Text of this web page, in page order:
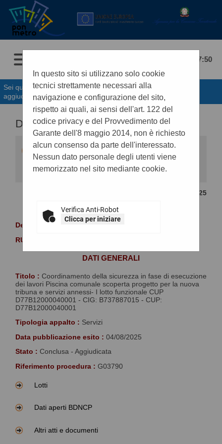
10/08/2026 07:50
Sei qui: Home» Procedure d'appalto e contratti
aggiudicazione, esiti e affida...
In questo sito si utilizzano solo cookie
tecnici strettamente necessari alla
navigazione e configurazione del sito,
rispetto ai quali, ai sensi dell'art. 122 del
codice privacy e del Provvedimento del
Garante dell'8 maggio 2014, non è richiesto
alcun consenso da parte dell'interessato.
Nessun dato personale degli utenti viene
memorizzato nel sito mediante cookie.
Verifica Anti-Robot
Clicca per iniziare
DETTAGLIO ESITO DI GARA
Questa funzionalità permette di visualizzare i
dati di dettaglio dell'esito di gara selezionato,
compresi i documenti. Premendo il pulsante
"Lotti" si accede alle informazioni di dettaglio dei
CONTENUTO AGGIORNATO AL 10/10/2025
STAZIONE APPALTANTE
Denominazione :
Comune di Palermo
RUP :
DATI GENERALI
Titolo : Coordinamento della sicurezza in fase di esecuzione
dei lavori Piscina comunale scoperta progetto per la nuova
tribuna e servizi annessi- I lotto funzionale CUP
D77B12000040001 - CIG: B737887015 - CUP:
D77B12000040001
Tipologia appalto : Servizi
Data pubblicazione esito : 04/08/2025
Stato : Conclusa - Aggiudicata
Riferimento procedura : G03790
Lotti
Dati aperti BDNCP
Altri atti e documenti